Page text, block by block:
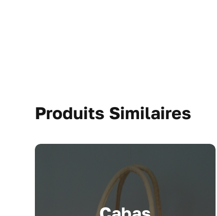
Produits Similaires